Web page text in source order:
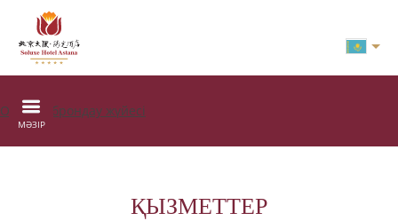
Онлайн брондау жүйесі
МӘЗІР
ҚЫЗМЕТТЕР